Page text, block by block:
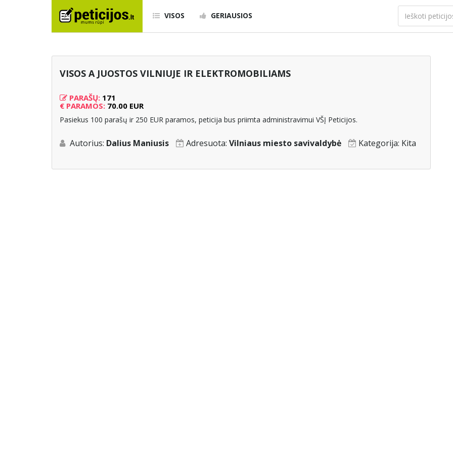
VISOS GERIAUSIOS
VISOS A JUOSTOS VILNIUJE IR ELEKTROMOBILIAMS
PARAŠŲ: 171
€ PARAMOS: 70.00 EUR
Pasiekus 100 parašų ir 250 EUR paramos, peticija bus priimta administravimui VŠĮ Peticijos.
Autorius: Dalius Maniusis Adresuota: Vilniaus miesto savivaldybė Kategorija: Kita